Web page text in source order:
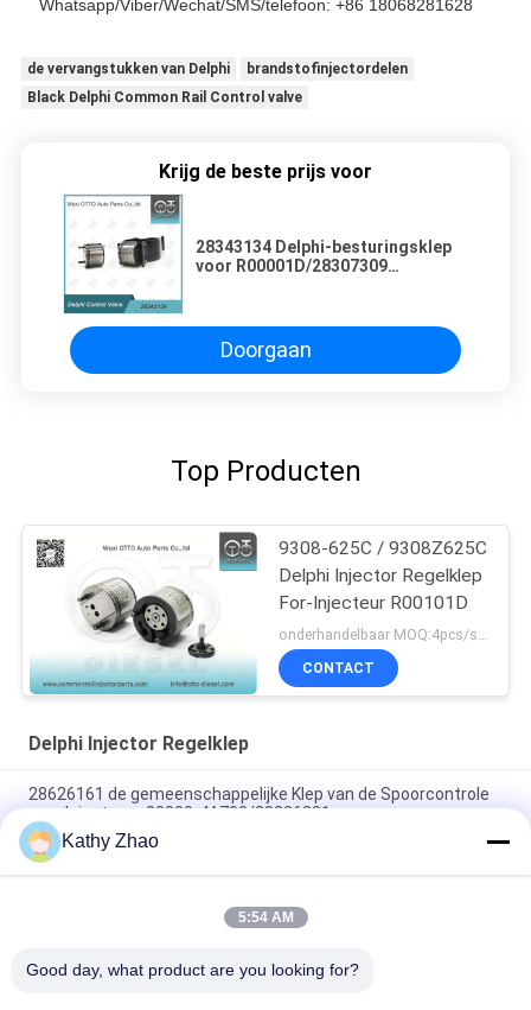
Whatsapp/Viber/Wechat/SMS/telefoon: +86 18068281628
de vervangstukken van Delphi
brandstofinjectordelen
Black Delphi Common Rail Control valve
Krijg de beste prijs voor
28343134 Delphi-besturingsklep
voor R00001D/28307309
Doorgaan
Top Producten
9308-625C / 9308Z625C
Delphi Injector Regelklep
For-Injecteur R00101D
onderhandelbaar MOQ:4pcs/set
CONTACT
Delphi Injector Regelklep
28626161 de gemeenschappelijke Klep van de Spoorcontrole
voor Injecteurs 33800-4A700/28236381
Zwarte bekleding Delphi-injectorbesturingsklep van hoog
snelheidsstaal, model 28362727 voor common rail-injectoren
Common Rail-injectorregelklep 28653428 voor Delphi-
Kathy Zhao
5:54 AM
Good day, what product are you looking for?